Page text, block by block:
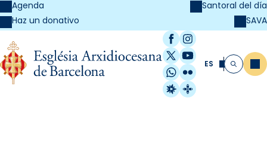
Agenda
Haz un donativo
Santoral del día
SAVA
Facebook
Instagram
X / Twitter
YouTube
WhatsApp
Flickr
Radio Estel
Catalunya
ES Buscar